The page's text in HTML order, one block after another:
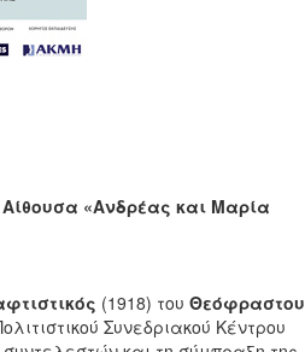
Αίθουσα «Ανδρέας και Μαρία
(1918) του Θεόφραστου
Συνεδριακού Κέντρου